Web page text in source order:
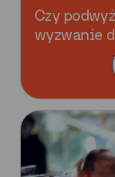
Czy
wyzwanie